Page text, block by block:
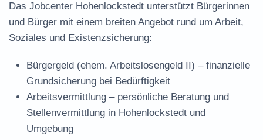
Das Jobcenter Hohenlockstedt unterstützt Bürgerinnen
und Bürger mit einem breiten Angebot rund um Arbeit,
Soziales und Existenzsicherung:
Bürgergeld (ehem. Arbeitslosengeld II) – finanzielle
Grundsicherung bei Bedürftigkeit
Arbeitsvermittlung – persönliche Beratung und
Stellenvermittlung in Hohenlockstedt und
Umgebung